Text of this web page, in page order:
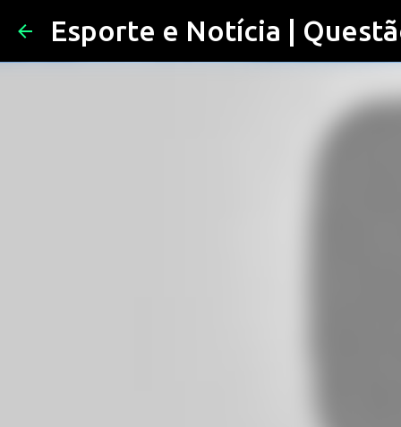
Esporte e Notícia |